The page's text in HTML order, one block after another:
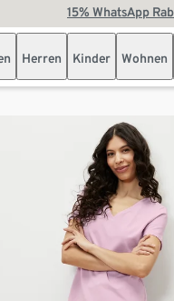
15% WhatsApp
Herren Kinder Wohnen